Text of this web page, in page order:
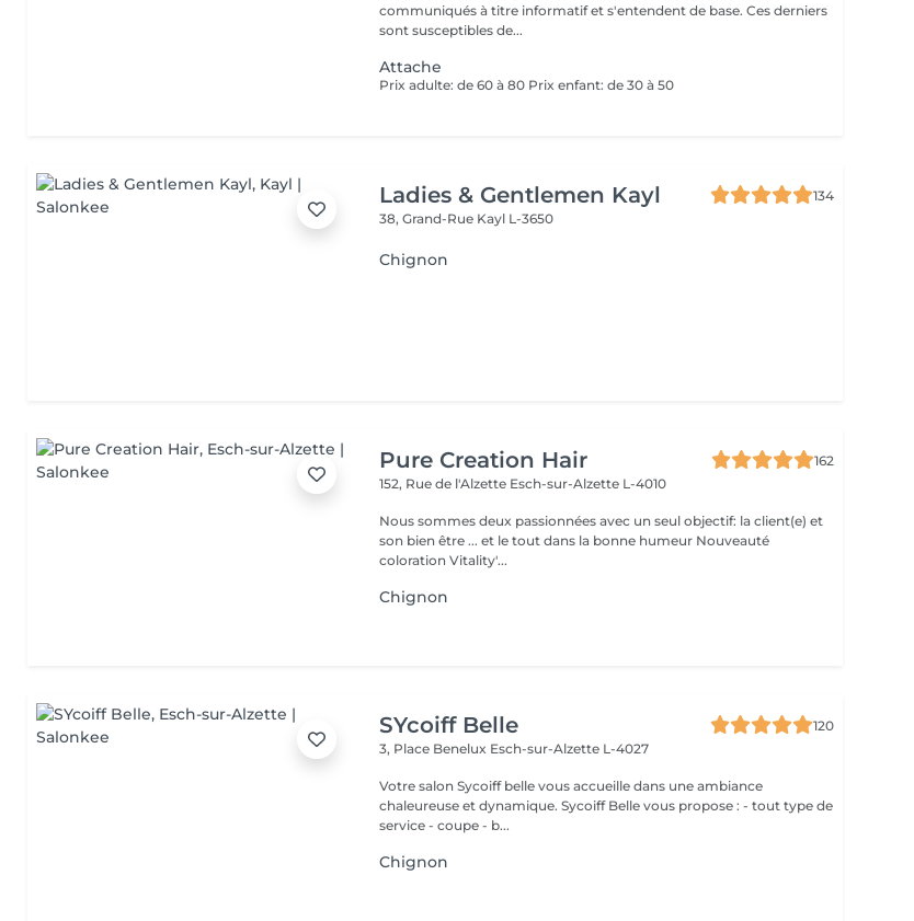
communiqués à titre informatif et s'entendent de base. Ces derniers
sont susceptibles de...
Attache
Prix adulte: de 60 à 80 Prix enfant: de 30 à 50
Ladies & Gentlemen Kayl
134
38, Grand-Rue Kayl L-3650
Chignon
Pure Creation Hair
162
152, Rue de l'Alzette Esch-sur-Alzette L-4010
Nous sommes deux passionnées avec un seul objectif: la client(e) et
son bien être ... et le tout dans la bonne humeur Nouveauté
coloration Vitality'...
Chignon
SYcoiff Belle
120
3, Place Benelux Esch-sur-Alzette L-4027
Votre salon Sycoiff belle vous accueille dans une ambiance
chaleureuse et dynamique. Sycoiff Belle vous propose : - tout type de
service - coupe - b...
Chignon